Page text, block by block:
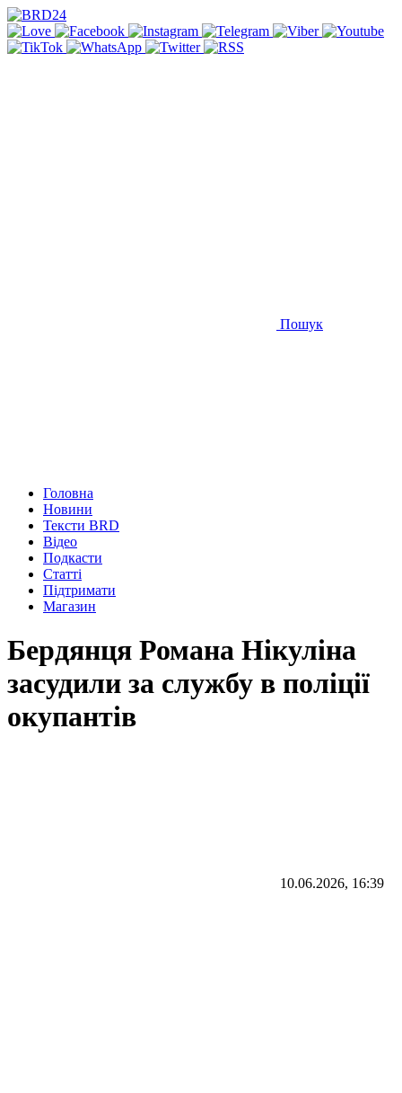
Пошук
Головна
Новини
Тексти BRD
Відео
Подкасти
Статті
Підтримати
Магазин
Бердянця Романа Нікуліна
засудили за службу в поліції
окупантів
10.06.2026, 16:39